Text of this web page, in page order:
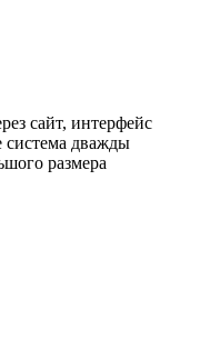
сайт, интерфейс
система дважды
размера